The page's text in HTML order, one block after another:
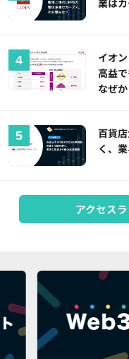
業は
イオ
高益
なぜか
百貨
く、
アクセス